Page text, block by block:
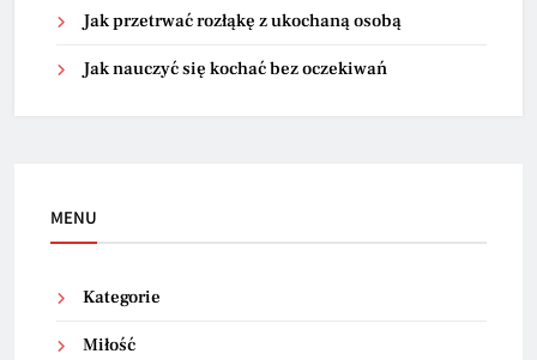
Jak przetrwać rozłąkę z ukochaną osobą
Jak nauczyć się kochać bez oczekiwań
MENU
Kategorie
Miłość